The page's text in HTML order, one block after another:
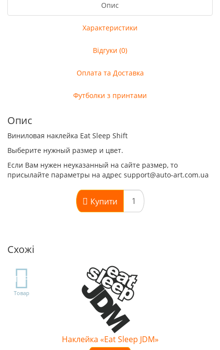
Опис
Характеристики
Відгуки (0)
Оплата та Доставка
Футболки з принтами
Опис
Виниловая наклейка Eat Sleep Shift
Выберите нужный размер и цвет.
Если Вам нужен неуказанный на сайте размер, то
присылайте параметры на адрес support@auto-art.com.ua
Купити
Схожі
TOP
Товар
Наклейка «Eat Sleep JDM»